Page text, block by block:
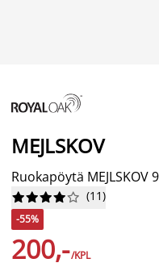
MEJLSKOV
Ruokapöytä





 (11)
-55%
200,-/KPL